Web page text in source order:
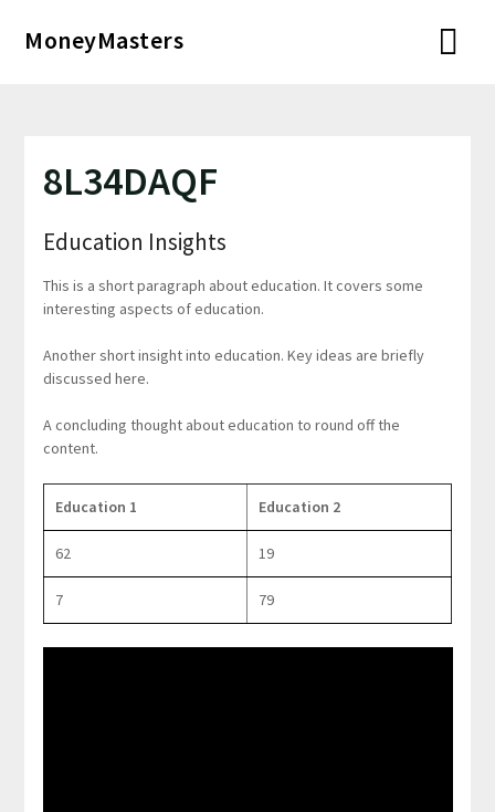
MoneyMasters
8L34DAQF
Education Insights
This is a short paragraph about education. It covers some
interesting aspects of education.
Another short insight into education. Key ideas are briefly
discussed here.
A concluding thought about education to round off the
content.
Education 1 Education 2
62 19
7 79